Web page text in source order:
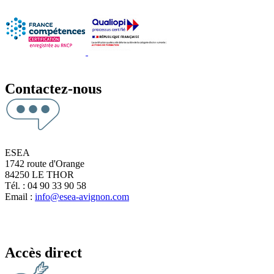
Contactez-nous
ESEA
1742 route d'Orange
84250 LE THOR
Tél. : 04 90 33 90 58
Email : info@esea-avignon.com
Accès direct